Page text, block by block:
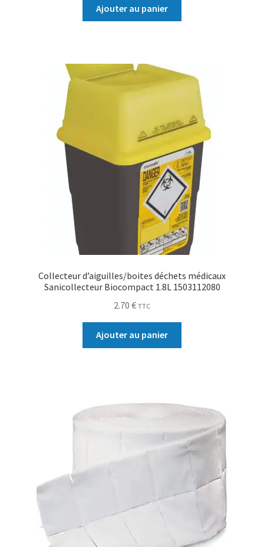
Ajouter au panier
Collecteur d’aiguilles/boites déchets médicaux
Sanicollecteur Biocompact 1.8L 1503112080
2.70 € TTC
Ajouter au panier